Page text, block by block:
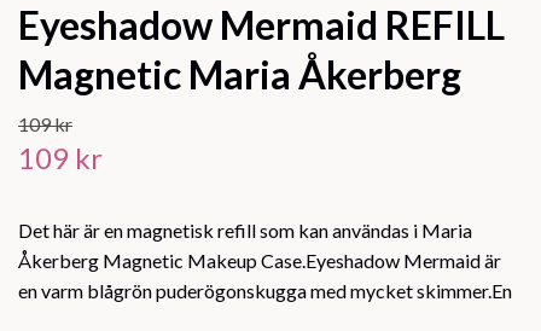
Eyeshadow Mermaid REFILL
Magnetic Maria Åkerberg
109 kr
109 kr
Det här är en magnetisk refill som kan användas i Maria
Åkerberg Magnetic Makeup Case.Eyeshadow Mermaid är
en varm blågrön puderögonskugga med mycket skimmer.En